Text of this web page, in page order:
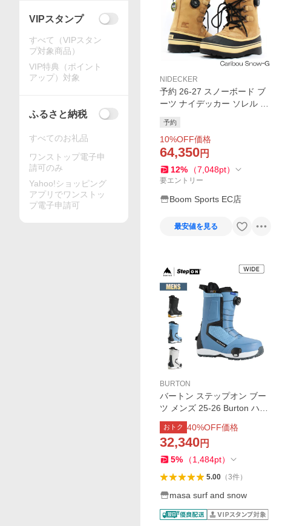
NIDECKER
予約 26-27 スノーボード ブ
ーツ ナイデッカー ソレル カ
SOREL Caribou Snow−G ユ
ニセックス 日本正規品
予約
10%OFF価格
64,350円
12% （7,048pt）
要エントリー
Boom Sports EC店
最安値を見る
BURTON
バートン ステップオン ブー
ツ メンズ 25-26 Burton ハイ
ショット ワイド W26JP-302
951 Mens Highshot Step On
Snowboard Boots Wide スノ
ーボードブーツ
おトク 40%OFF価格
32,340円
5% （1,484pt）
5.00（3件）
masa surf and snow
VIPスタンプ
すべて（VIPスタン
プ対象商品）
VIP特典（ポイント
アップ）対象
ふるさと納税
すべてのお礼品
ワンストップ電子申
請可のみ
Yahoo!ショッピング
アプリでワンストッ
プ電子申請可